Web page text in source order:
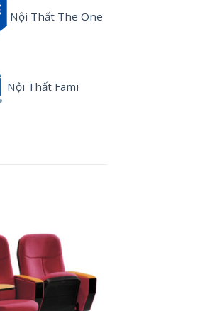
Nội Thất The One
Nội Thất Fami